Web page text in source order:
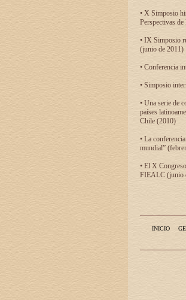
• X Simposio
Perspectivas
• IX Simposio
(junio de 2011)
• Conferencia
• Simposio
• Una serie de
países
Chile (2010)
• La
mundial”
• El X
FIEALC (junio
INICIO